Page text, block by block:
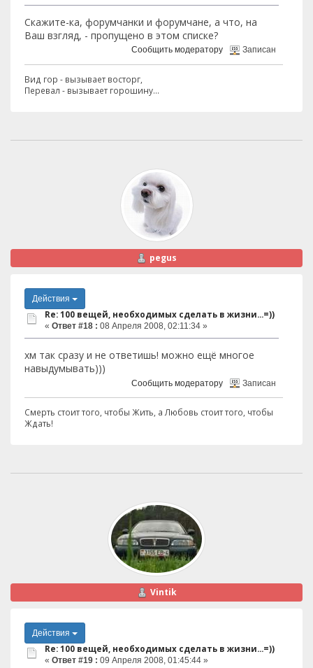
Скажите-ка, форумчанки и форумчане, а что, на
Ваш взгляд, - пропущено в этом списке?
Сообщить модератору Записан
Вид гор - вызывает восторг,
Перевал - вызывает горошину...
pegus
Действия
Re: 100 вещей, необходимых сделать в жизни...=))
« Ответ #18 : 08 Апреля 2008, 02:11:34 »
хм так сразу и не ответишь! можно ещё многое
навыдумывать)))
Сообщить модератору Записан
Смерть стоит того, чтобы Жить, а Любовь стоит того, чтобы
Ждать!
Vintik
Действия
Re: 100 вещей, необходимых сделать в жизни...=))
« Ответ #19 : 09 Апреля 2008, 01:45:44 »